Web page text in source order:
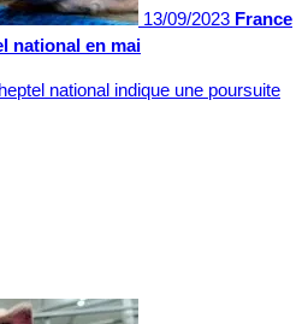
13/09/2023 France
national en mai
national indique une poursuite